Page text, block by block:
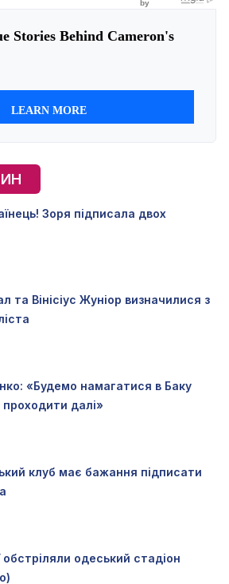
Зоря підписала двох
та Вінісіус Жуніор визначилися з
«Будемо намагатися в Баку
далі»
клуб має бажання підписати
обстріляли одеський стадіон